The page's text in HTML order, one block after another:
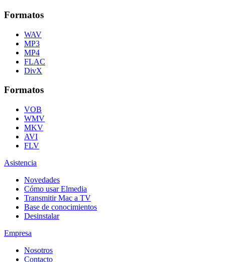
Formatos
WAV
MP3
MP4
FLAC
DivX
Formatos
VOB
WMV
MKV
AVI
FLV
Asistencia
Novedades
Cómo usar Elmedia
Transmitir Mac a TV
Base de conocimientos
Desinstalar
Empresa
Nosotros
Contacto